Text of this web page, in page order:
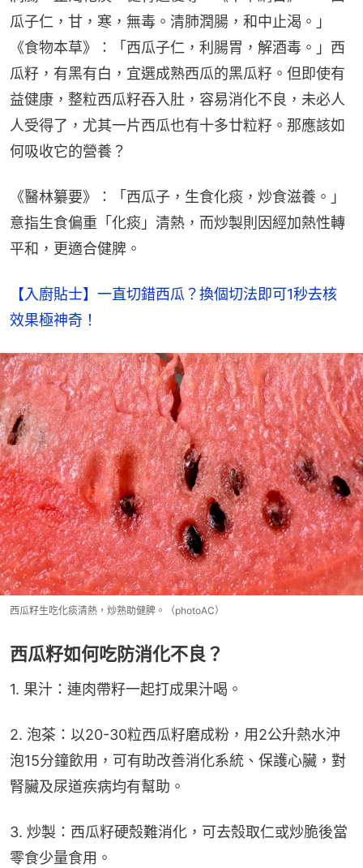
瓜子仁，甘，寒，無毒。清肺潤腸，和中止渴。」
《食物本草》：「西瓜子仁，利腸胃，解酒毒。」西
瓜籽，有黑有白，宜選成熟西瓜的黑瓜籽。但即使有
益健康，整粒西瓜籽吞入肚，容易消化不良，未必人
人受得了，尤其一片西瓜也有十多廿粒籽。那應該如
何吸收它的營養？
《醫林纂要》：「西瓜子，生食化痰，炒食滋養。」
意指生食偏重「化痰」清熱，而炒製則因經加熱性轉
平和，更適合健脾。
【入廚貼士】一直切錯西瓜？換個切法即可1秒去核
效果極神奇！
西瓜籽生吃化痰清熱，炒熟助健脾。（photoAC）
西瓜籽如何吃防消化不良？
1. 果汁：連肉帶籽一起打成果汁喝。
2. 泡茶：以20-30粒西瓜籽磨成粉，用2公升熱水沖
泡15分鐘飲用，可有助改善消化系統、保護心臟，對
腎臟及尿道疾病均有幫助。
3. 炒製：西瓜籽硬殼難消化，可去殼取仁或炒脆後當
零食少量食用。